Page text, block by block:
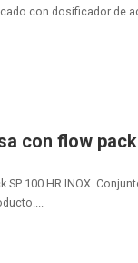
con dosificador de
con flow
100 HR INOX.